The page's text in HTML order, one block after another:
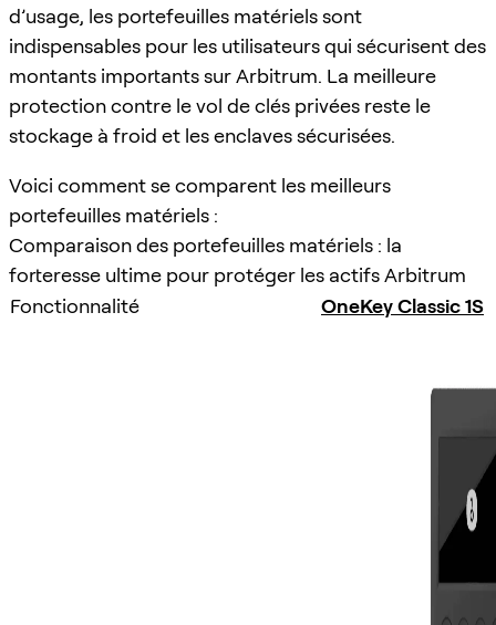
d’usage, les portefeuilles matériels sont
indispensables pour les utilisateurs qui sécurisent des
montants importants sur Arbitrum. La meilleure
protection contre le vol de clés privées reste le
stockage à froid et les enclaves sécurisées.
Voici comment se comparent les meilleurs
portefeuilles matériels :
Comparaison des portefeuilles matériels : la
forteresse ultime pour protéger les actifs Arbitrum
Fonctionnalité
OneKey Classic 1S